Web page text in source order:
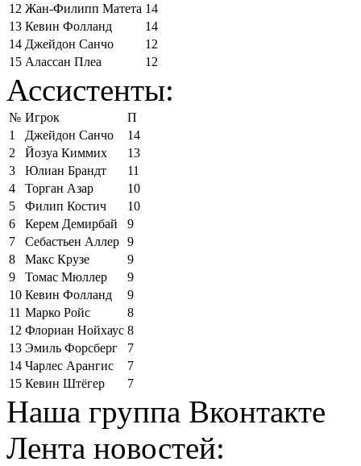
12 Жан-Филипп Матета 14
13 Кевин Фолланд
14
14 Джейдон Санчо
12
15 Алассан Плеа 12
Ассистенты:
№ Игрок
П
1
Джейдон Санчо
14
2
Йозуа Киммих
13
3
Юлиан Брандт
11
4
Торган Азар
10
5
Филип Костич
10
6
Керем Демирбай
9
7
Себастьен Аллер 9
8
Макс Крузе
9
9
Томас Мюллер
9
10 Кевин Фолланд
9
11 Марко Ройс
8
12 Флориан Нойхаус 8
13 Эмиль Форсберг
7
14 Чарлес Арангис
7
15 Кевин Штёгер 7
Наша группа Вконтакте
Лента новостей: